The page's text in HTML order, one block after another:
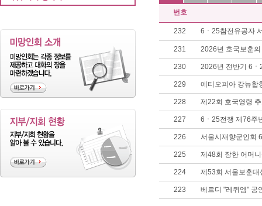
번호
232 6ㆍ25참전유공자
231 2026년 호국보훈
230 2026년 전반기 6ㆍ
229 에티오피아 강뉴합
228 제22회 호국영령
227 6ㆍ25전쟁 제76주
226 서울시재향군인회
225 제48회 장한 어머
224 제53회 서울보훈대
223 베르디 "레퀴엠" 공